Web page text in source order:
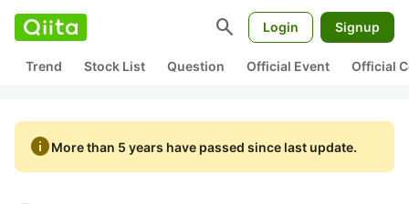
search Login Signup
Trend Stock List Question Official Event Official
infoMore than 5 years have passed since last update.